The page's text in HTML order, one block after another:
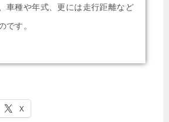
車種や年式、更には走行距離など
です。
X